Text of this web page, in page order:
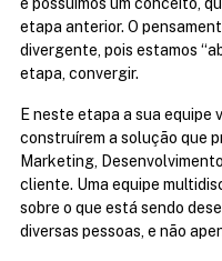
etapa anterior. O
divergente, pois estamos
etapa, convergir.
E neste etapa a sua equipe
construírem a solução que
Marketing,
cliente. Uma equipe
sobre o que está sendo
diversas pessoas, e não